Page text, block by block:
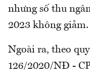
nhưng số thu
2023 không giảm.
Ngoài ra, theo
126/2020/NĐ -